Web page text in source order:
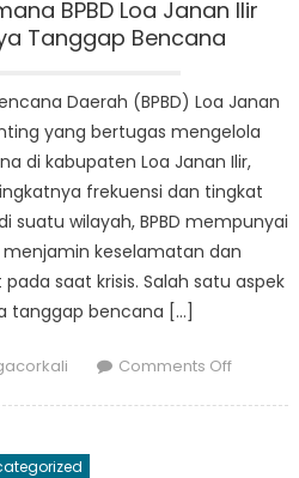
BPBD Loa Janan Ilir
Tanggap Bencana
Daerah (BPBD) Loa Janan
yang bertugas mengelola
di kabupaten Loa Janan Ilir,
frekuensi dan tingkat
suatu wilayah, BPBD mempunyai
keselamatan dan
saat krisis. Salah satu aspek
tanggap bencana […]
Comments Offon